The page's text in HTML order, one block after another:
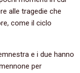
alle tragedie che
come il ciclo
e i due hanno
per